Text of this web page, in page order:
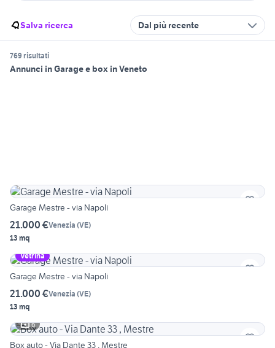
Salva ricerca Dal più recente
769 risultati
Annunci in Garage e box in Veneto
Garage Mestre - via Napoli
21.000 €Venezia (VE)
13 mq
Vetrina
Garage Mestre - via Napoli
21.000 €Venezia (VE)
13 mq
6
Box auto - Via Dante 33 , Mestre